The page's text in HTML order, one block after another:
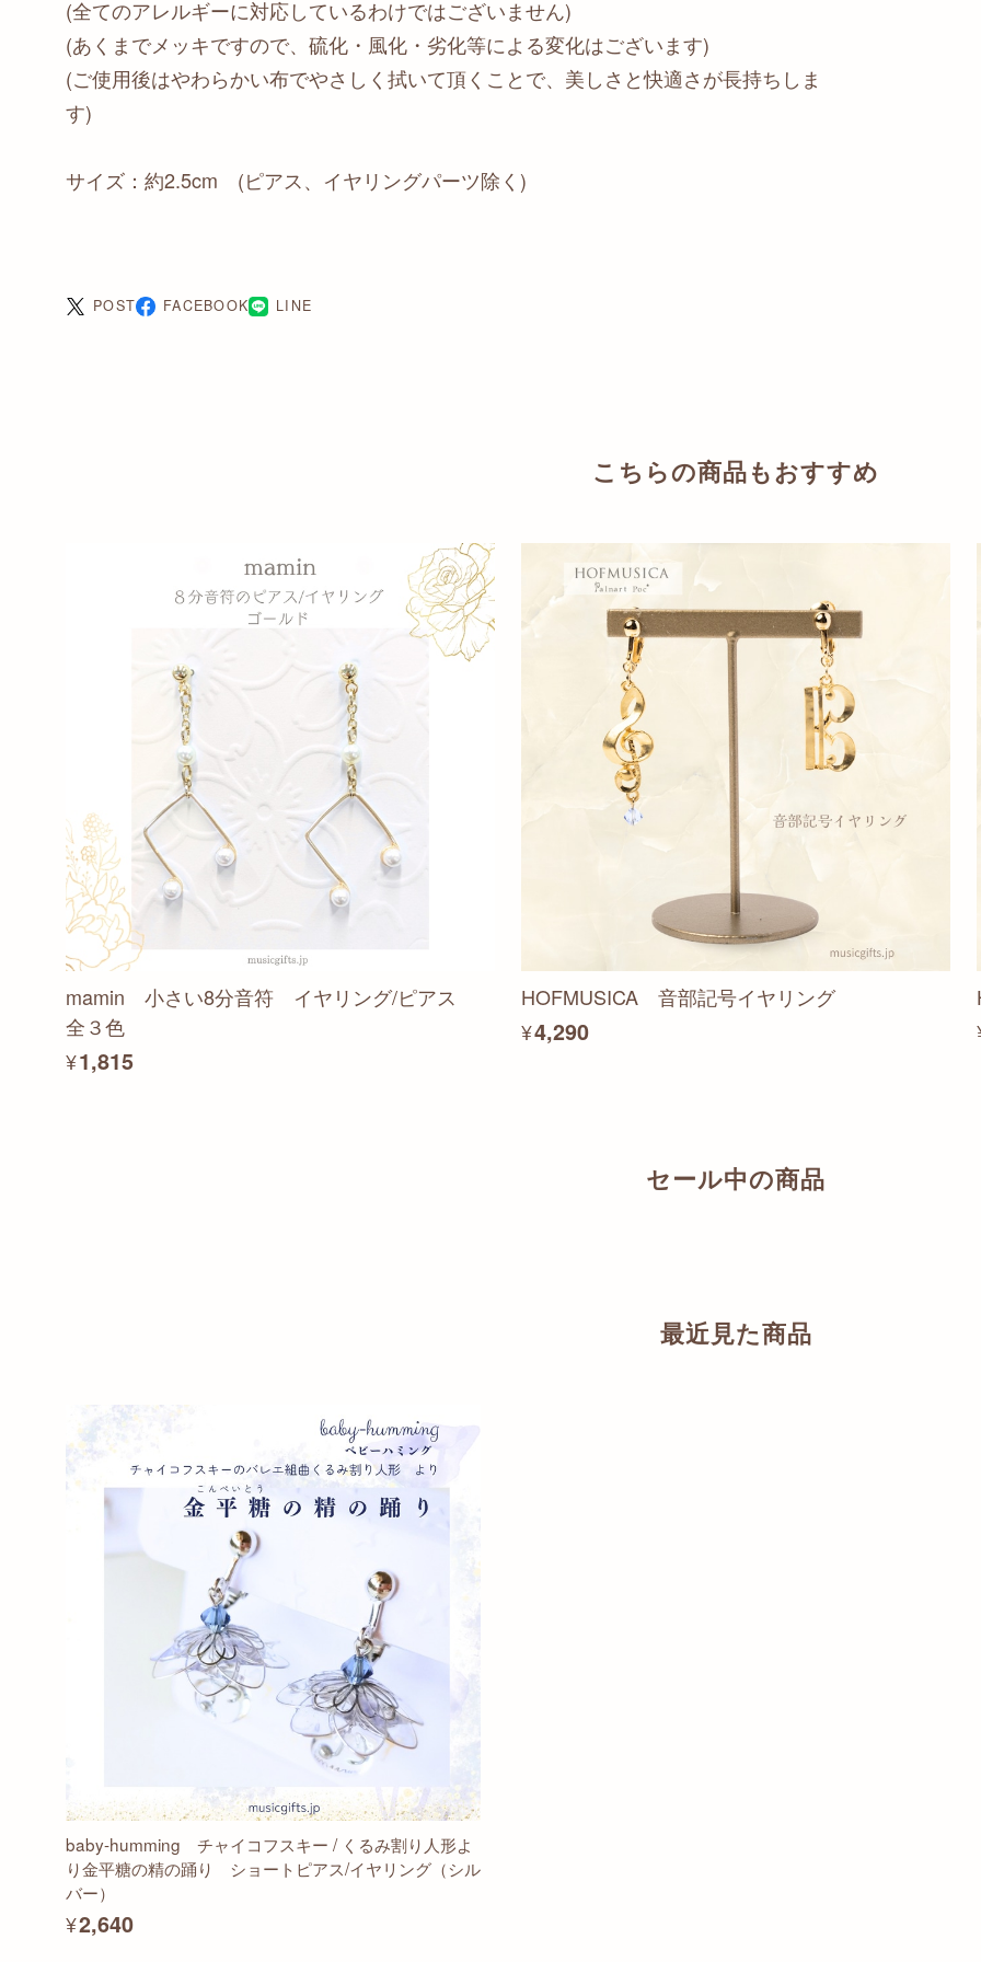
(全てのアレルギーに対応しているわけではございません)
(あくまでメッキですので、硫化・風化・劣化等による変化はございます)
(ご使用後はやわらかい布でやさしく拭いて頂くことで、美しさと快適さが長持ちしま
す)
サイズ：約2.5cm (ピアス、イヤリングパーツ除く)
POST FACEBOOK LINE
こちらの商品もおすすめ
mamin 小さい8分音符 イヤリング/ピアス
全３色
¥1,815
HOFMUSICA 音部記号イヤリング
¥4,290
セール中の商品
最近見た商品
baby-humming チャイコフスキー / くるみ割り人形よ
り金平糖の精の踊り ショートピアス/イヤリング（シル
バー）
¥2,640